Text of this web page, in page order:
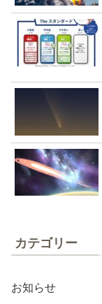
カテゴリー
お知らせ